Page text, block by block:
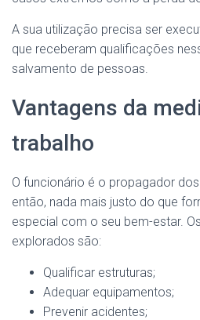
A sua utilização precisa ser
que receberam qualificações
salvamento de pessoas.
Vantagens da
trabalho
O funcionário é o propagador
então, nada mais justo do que
especial com o seu bem-estar.
explorados são:
Qualificar estruturas;
Adequar equipamentos;
Prevenir acidentes;